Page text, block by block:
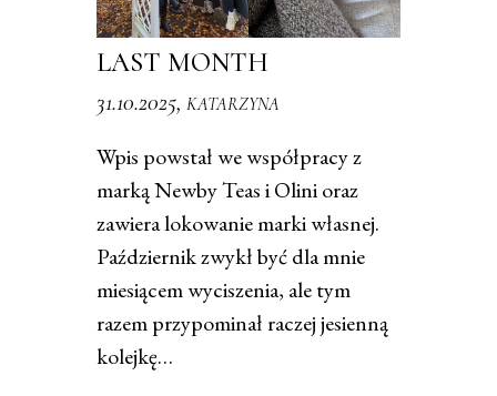
LAST MONTH
31.10.2025, KATARZYNA
Wpis powstał we współpracy z
marką Newby Teas i Olini oraz
zawiera lokowanie marki własnej.
Październik zwykł być dla mnie
miesiącem wyciszenia, ale tym
razem przypominał raczej jesienną
kolejkę…